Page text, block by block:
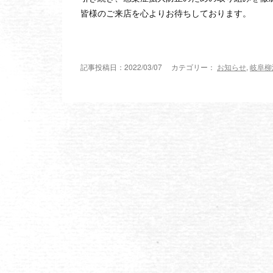
皆様のご来店を心よりお待ちしております。
記事投稿日：2022/03/07 カテゴリー： お知らせ, 岐阜